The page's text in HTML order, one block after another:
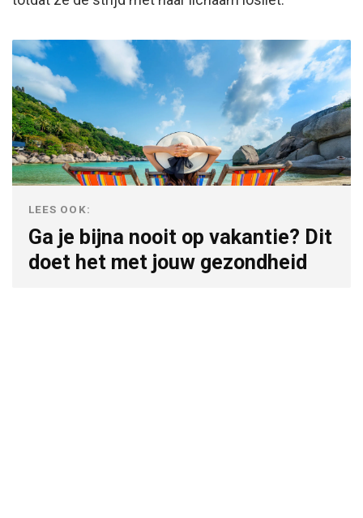
LEES OOK:
Ga je bijna nooit op vakantie? Dit
doet het met jouw gezondheid